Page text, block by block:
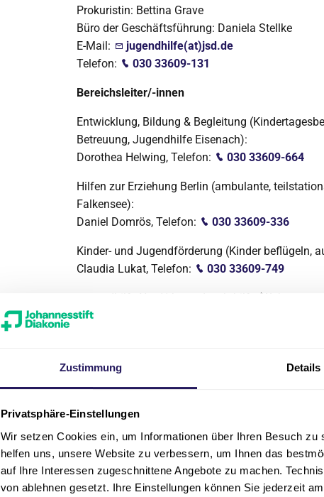
Zustimmung Details
Privatsphäre-Einstellungen
Wir setzen Cookies ein, um Informationen über Ihren Besuch
helfen uns, unsere Website zu verbessern, um Ihnen das
auf Ihre Interessen zugeschnittene Angebote zu machen.
von ablehnen gesetzt. Ihre Einstellungen können Sie jederzeit
Prokuristin: Bettina Grave
Büro der Geschäftsführung: Daniela Stellke
E-Mail:
jugendhilfe(at)jsd.de
Telefon:
030 33609-131
Bereichsleiter/-innen
Entwicklung, Bildung & Begleitung
Betreuung, Jugendhilfe Eisenach):
Dorothea Helwing, Telefon:
030 33609-664
Hilfen zur Erziehung Berlin (ambulante,
Falkensee):
Daniel Domrös, Telefon:
030 33609-336
Kinder- und Jugendförderung (Kinder beflügeln,
Claudia Lukat, Telefon:
030 33609-749
Jugendhilfe Nord/Jugendsuchthilfe
Norbert Schröder, Telefon:
Burkhard Moisich, Telefon:
030 33614-29
Tätigkeitsbericht
wirtschaftliche Entwicklung der Gesellschaft.
eines Jahres für das Vorjahr erstellt.
Der aktuelle Tätigkeitsbericht kann
hier